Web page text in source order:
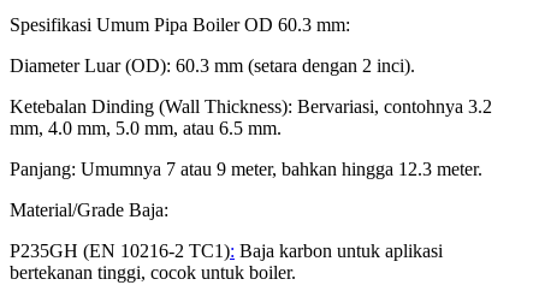
Spesifikasi Umum Pipa Boiler OD 60.3 mm:
Diameter Luar (OD): 60.3 mm (setara dengan 2 inci).
Ketebalan Dinding (Wall Thickness): Bervariasi, contohnya 3.2
mm, 4.0 mm, 5.0 mm, atau 6.5 mm.
Panjang: Umumnya 7 atau 9 meter, bahkan hingga 12.3 meter.
Material/Grade Baja:
P235GH (EN 10216-2 TC1): Baja karbon untuk aplikasi
bertekanan tinggi, cocok untuk boiler.